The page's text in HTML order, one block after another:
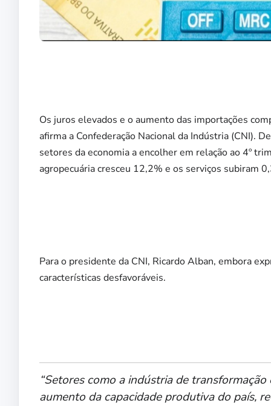
Os juros elevados e o aumento das importações
afirma a Confederação Nacional da Indústria (CNI).
setores da economia a encolher em relação ao 4º
agropecuária cresceu 12,2% e os serviços subiram
Para o presidente da CNI, Ricardo Alban, embora
características desfavoráveis.
“Setores como a indústria de
aumento da capacidade produtiva do país,